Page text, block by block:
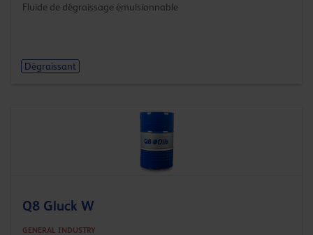
Fluide de dégraissage émulsionnable
Dégraissant
Q8 Gluck W
GENERAL INDUSTRY